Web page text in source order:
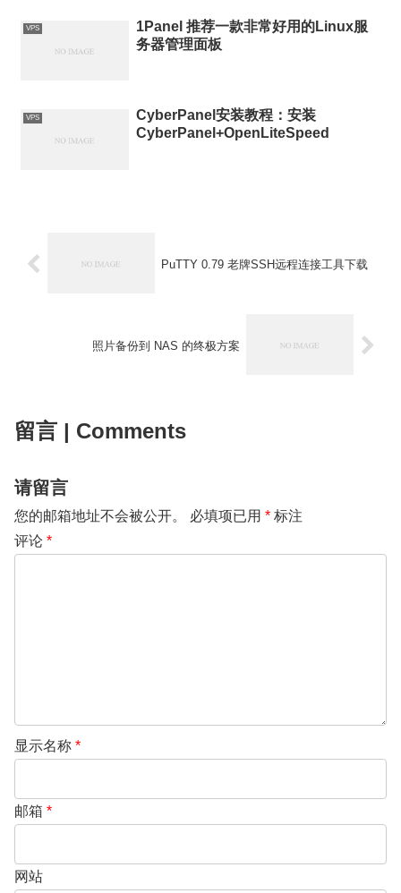
VPS
1Panel 推荐一款非常好用的Linux服
务器管理面板
VPS
CyberPanel安装教程：安装
CyberPanel+OpenLiteSpeed
PuTTY 0.79 老牌SSH远程连接工具下载
照片备份到 NAS 的终极方案
留言 | Comments
请留言
您的邮箱地址不会被公开。 必填项已用 * 标注
评论 *
显示名称 *
邮箱 *
网站